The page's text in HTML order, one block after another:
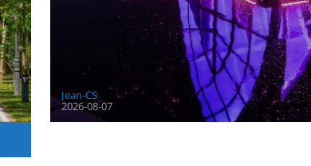
Jean-CS
2026-08-07